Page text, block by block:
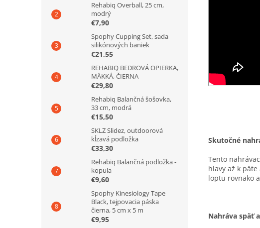
Rehabiq Overball, 25 cm,
modrý
€7,90
Spophy Cupping Set, sada
silikónových baniek
€21,55
REHABIQ BEDROVÁ OPIERKA,
MÄKKÁ, ČIERNA
€29,80
Rehabiq Balančná šošovka,
33 cm, modrá
€15,50
SKLZ Slidez, outdoorová
kĺzavá podložka
€33,30
Rehabiq Balančná podložka -
kopula
€9,60
Spophy Kinesiology Tape
Black, tejpovacia páska
čierna, 5 cm x 5 m
€9,95
Skutočné
Tento
hlavy až k
loptu rovnako
Nahráva späť